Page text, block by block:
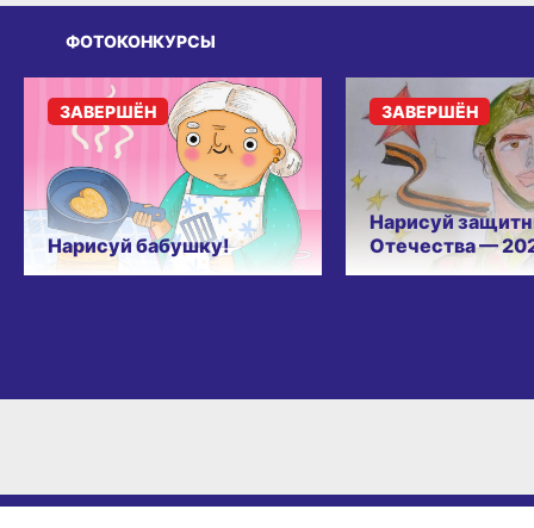
ФОТОКОНКУРСЫ
Нарисуй бабушку!
ЗАВЕРШЁН
Нарисуй
Отечества —
ЗАВЕРШЁН